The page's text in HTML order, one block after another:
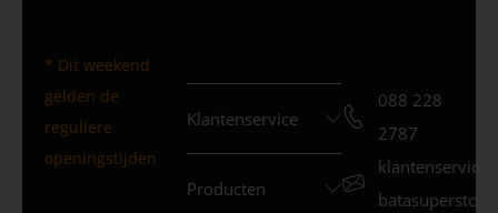
* Dit weekend
gelden de
reguliere
openingstijden
Klantenservice
Producten
088 228
2787